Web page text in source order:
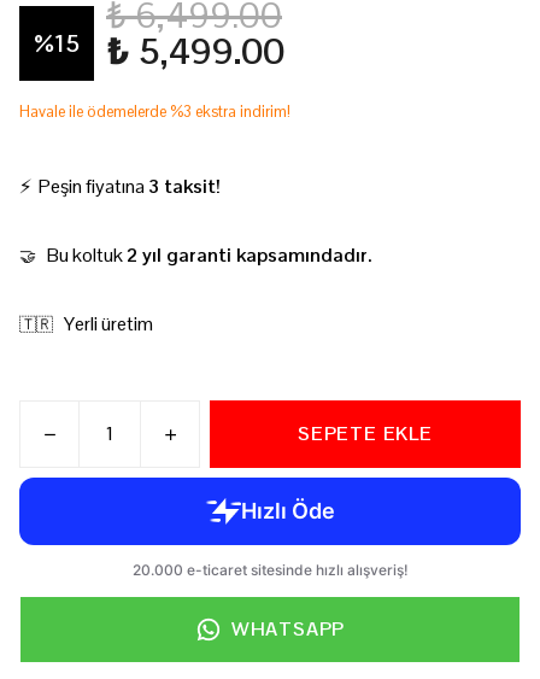
%15
₺ 6,499.00
₺ 5,499.00
Havale ile ödemelerde %3 ekstra indirim!
⚡ Peşin fiyatına 3 taksit!
🤝 Bu koltuk2 yıl garanti kapsamındadır.
🇹🇷 Yerli üretim
SEPETE EKLE
WHATSAPP